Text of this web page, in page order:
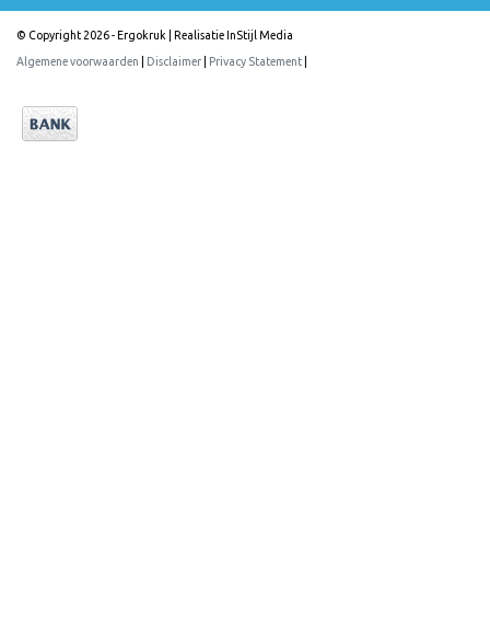
© Copyright 2026 - Ergokruk | Realisatie InStijl Media
Algemene voorwaarden
Disclaimer Privacy Statement